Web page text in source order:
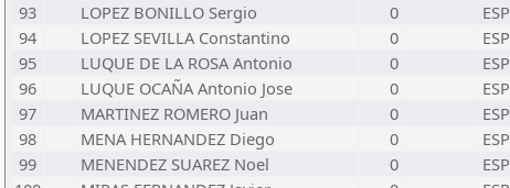
93
LOPEZ BONILLO Sergio 0 ESP
94
LOPEZ SEVILLA Constantino 0 ESP
95
LUQUE DE LA ROSA Antonio 0 ESP
96
LUQUE OCAÑA Antonio Jose 0 ESP
97
MARTINEZ ROMERO Juan 0 ESP
98
MENA HERNANDEZ Diego 0 ESP
99
MENENDEZ SUAREZ Noel 0 ESP